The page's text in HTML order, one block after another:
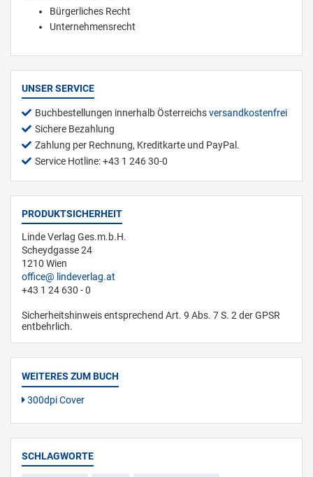
Bürgerliches Recht
Unternehmensrecht
UNSER SERVICE
Buchbestellungen innerhalb Österreichsversandkostenfrei
Sichere Bezahlung
Zahlung per Rechnung, Kreditkarte und PayPal.
Service Hotline: +43 1 246 30-0
PRODUKTSICHERHEIT
Linde Verlag Ges.m.b.H.
Scheydgasse 24
1210 Wien
office
lindeverlag.at
+43 1 24 630 - 0
Sicherheitshinweis entsprechend Art. 9 Abs. 7 S. 2 der GPSR
entbehrlich.
WEITERES ZUM BUCH
300dpi Cover
SCHLAGWORTE